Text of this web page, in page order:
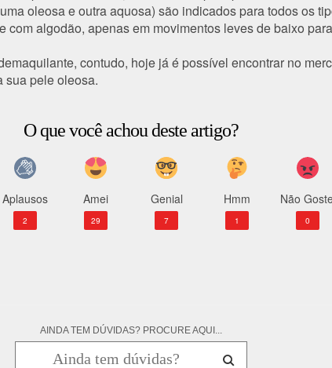
oleosa e outra aquosa) são indicados para todos os
comalgodão, apenas em movimentos levesde baixo
contudo, hoje já é possível encontrar no
sua pele oleosa.
O que você achou deste artigo?
Aplausos
2
Amei
29
Genial
7
Hmm
1
Não
0
AINDA TEM DÚVIDAS? PROCURE AQUI...